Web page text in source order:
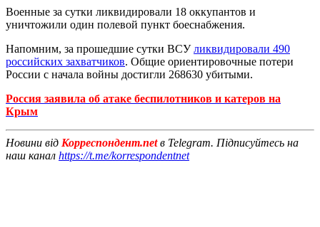
Военные за сутки ликвидировали 18 оккупантов и
уничтожили один полевой пункт боеснабжения.
Напомним, за прошедшие сутки ВСУликвидировали 490
российских захватчиков. Общие ориентировочные потери
России с начала войны достигли 268630 убитыми.
Россия заявила об атаке беспилотников и катеров на
Крым
Новини від Корреспондент.netв Telegram. Підписуйтесь на
наш канал https://t.me/korrespondentnet